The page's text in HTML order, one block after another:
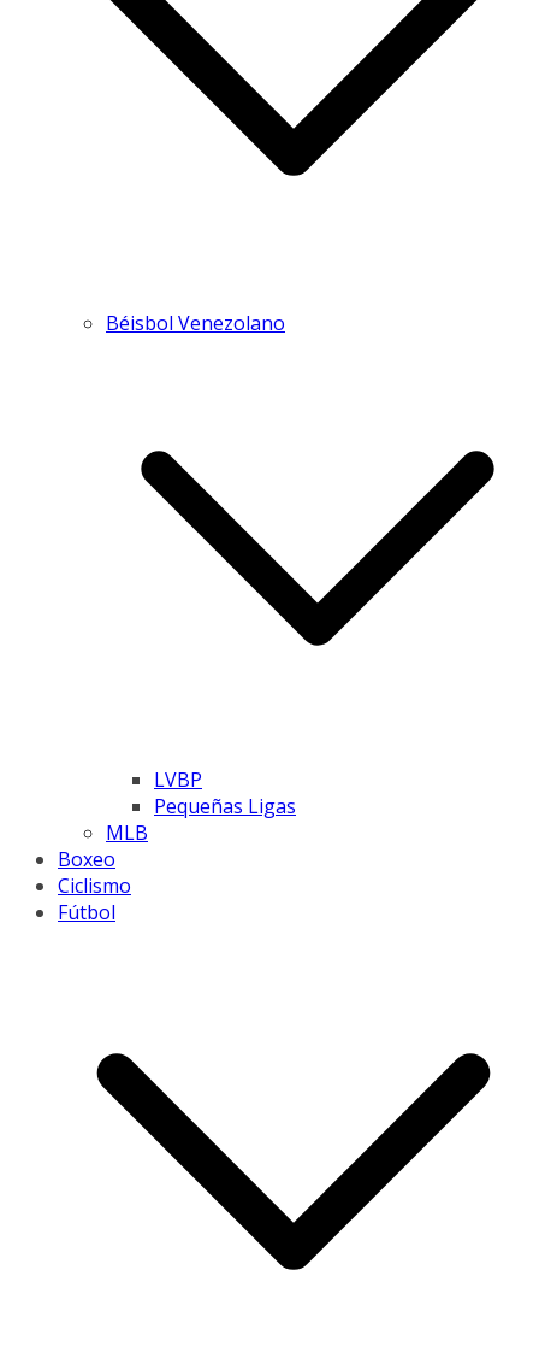
Béisbol Venezolano
LVBP
Pequeñas Ligas
MLB
Boxeo
Ciclismo
Fútbol